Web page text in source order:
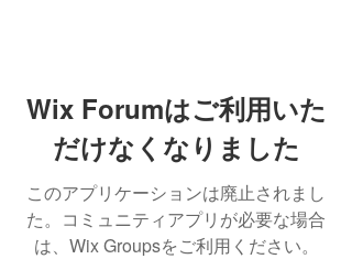
Wix Forumはご利用いた
だけなくなりました
このアプリケーションは廃止されまし
た。コミュニティアプリが必要な場合
は、Wix Groupsをご利用ください。